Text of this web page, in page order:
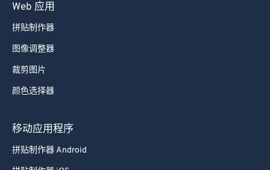
Web 应用
拼贴制作器
图像调整器
裁剪图片
颜色选择器
移动应用程序
拼贴制作器 Android